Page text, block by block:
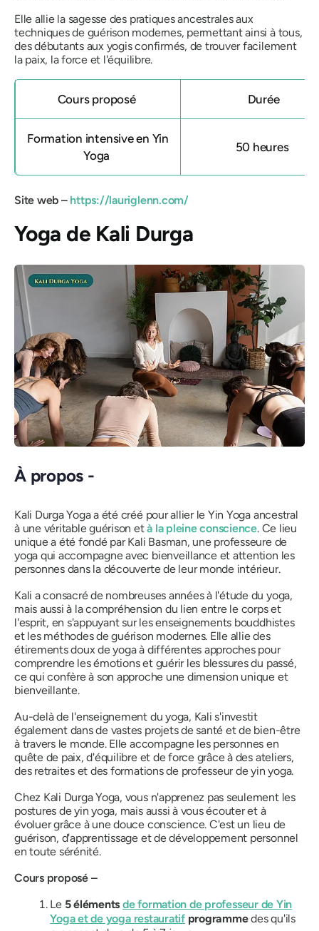
Elle allie la sagesse des pratiques ancestrales aux
techniques de guérison modernes, permettant ainsi à tous,
des débutants aux yogis confirmés, de trouver facilement
la paix, la force et l'équilibre.
Cours proposé Durée
Formation intensive en Yin
Yoga
50 heures
Site web –https://lauriglenn.com/
Yoga de Kali Durga
À propos -
Kali Durga Yoga a été créé pour allier le Yin Yoga ancestral
à une véritable guérison età la pleine conscience. Ce lieu
unique a été fondé par Kali Basman, une professeure de
yoga qui accompagne avec bienveillance et attention les
personnes dans la découverte de leur monde intérieur.
Kali a consacré de nombreuses années à l'étude du yoga,
mais aussi à la compréhension du lien entre le corps et
l'esprit, en s'appuyant sur les enseignements bouddhistes
et les méthodes de guérison modernes. Elle allie des
étirements doux de yoga à différentes approches pour
comprendre les émotions et guérir les blessures du passé,
ce qui confère à son approche une dimension unique et
bienveillante.
Au-delà de l'enseignement du yoga, Kali s'investit
également dans de vastes projets de santé et de bien-être
à travers le monde. Elle accompagne les personnes en
quête de paix, d'équilibre et de force grâce à des ateliers,
des retraites et des formations de professeur de yin yoga.
Chez Kali Durga Yoga, vous n'apprenez pas seulement les
postures de yin yoga, mais aussi à vous écouter et à
évoluer grâce à une douce conscience. C'est un lieu de
guérison, d'apprentissage et de développement personnel
en toute sérénité.
Cours proposé –
Le 5 élémentsde formation de professeur de Yin
Yoga et de yoga restauratifprogrammedes qu'ils